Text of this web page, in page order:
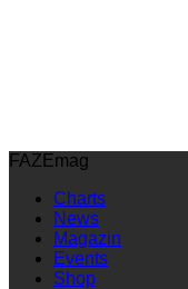
FAZEmag
Charts
News
Magazin
Events
Shop